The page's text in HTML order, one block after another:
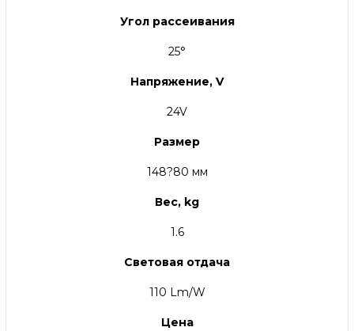
Угол рассеивания
25°
Напряжение, V
24V
Размер
148?80 мм
Вес, kg
1.6
Световая отдача
110 Lm/W
Цена